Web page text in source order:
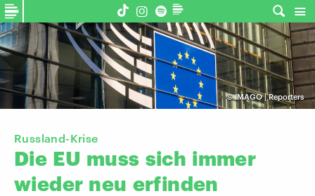
©IMAGO | Reporters
Russland-Krise
Die EU muss sich immer
wieder neu erfinden